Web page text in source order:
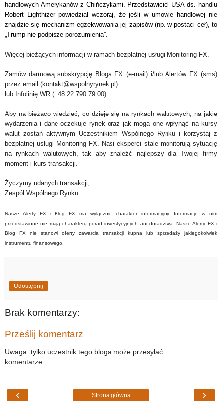
handlowych Amerykanów z Chińczykami. Przedstawiciel USA ds. handlu
Robert Lighthizer powiedział wczoraj, że jeśli w umowie handlowej nie
znajdzie się mechanizm egzekwowania jej zapisów (np. w postaci ceł), to
„Trump nie podpisze porozumienia”.
Więcej bieżących informacji w ramach bezpłatnej usługi Monitoring FX.
Zamów darmową subskrypcję Bloga FX (e-mail) i/lub Alertów FX (sms)
przez email (kontakt@wspolnyrynek.pl)
lub Infolinię WR (+48 22 790 79 00).
Aby na bieżąco wiedzieć, co dzieje się na rynkach walutowych, na jakie
wydarzenia i dane oczekuje rynek oraz jak mogą one wpłynąć na kursy
walut zostań aktywnym Uczestnikiem Wspólnego Rynku i korzystaj z
bezpłatnej usługi Monitoring FX. Nasi eksperci stale monitorują sytuację
na rynkach walutowych, tak aby znaleźć najlepszy dla Twojej firmy
moment i kurs transakcji.
Życzymy udanych transakcji,
Zespół Wspólnego Rynku.
Nasze Alerty FX i Blog FX ma wyłącznie charakter informacyjny. Informacje w nim
przedstawione nie mają charakteru porad inwestycyjnych ani doradztwa. Nasze Alerty FX i
Blog FX nie stanowi oferty zawarcia transakcji kupna lub sprzedaży jakiegokolwiek
instrumentu finansowego.
Udostępnij
Brak komentarzy:
Prześlij komentarz
Uwaga: tylko uczestnik tego bloga może przesyłać
komentarze.
‹ ›
Strona główna